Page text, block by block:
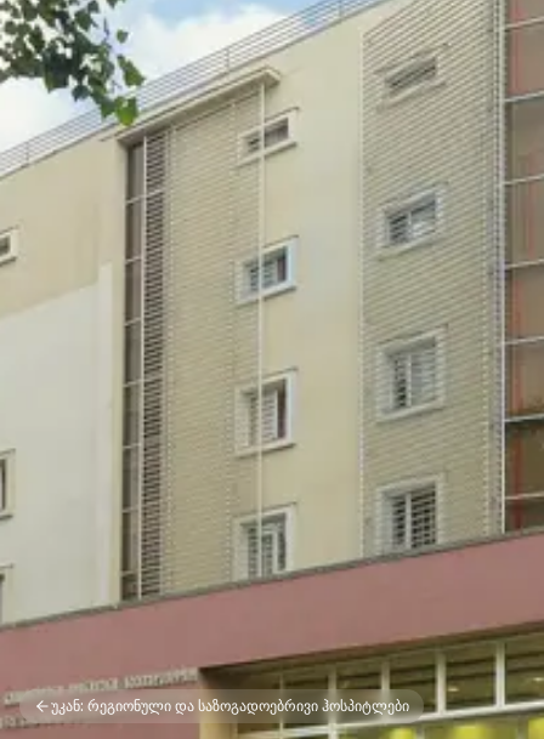
უკან: რეგიონული და საზოგადოებრივი ჰოსპიტლები